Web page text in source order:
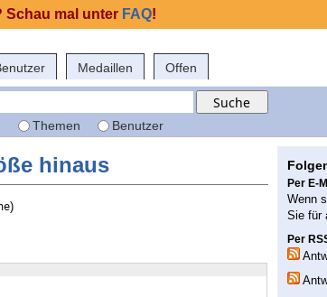
Medaillen Offen
Themen Benutzer
hinaus
)
Per E-
Wenn
Sie für
Per
Schau mal unter FAQ!